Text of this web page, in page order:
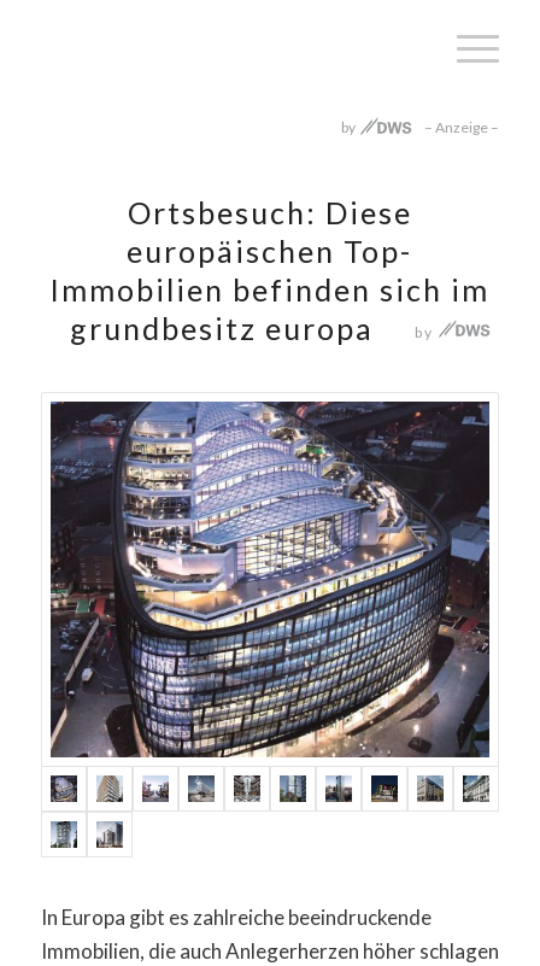
Ortsbesuch: Diese
europäischen Top-
Immobilien befinden sich im
grundbesitz europa
In Europa gibt es zahlreiche beeindruckende
Immobilien, die auch Anlegerherzen höher schlagen